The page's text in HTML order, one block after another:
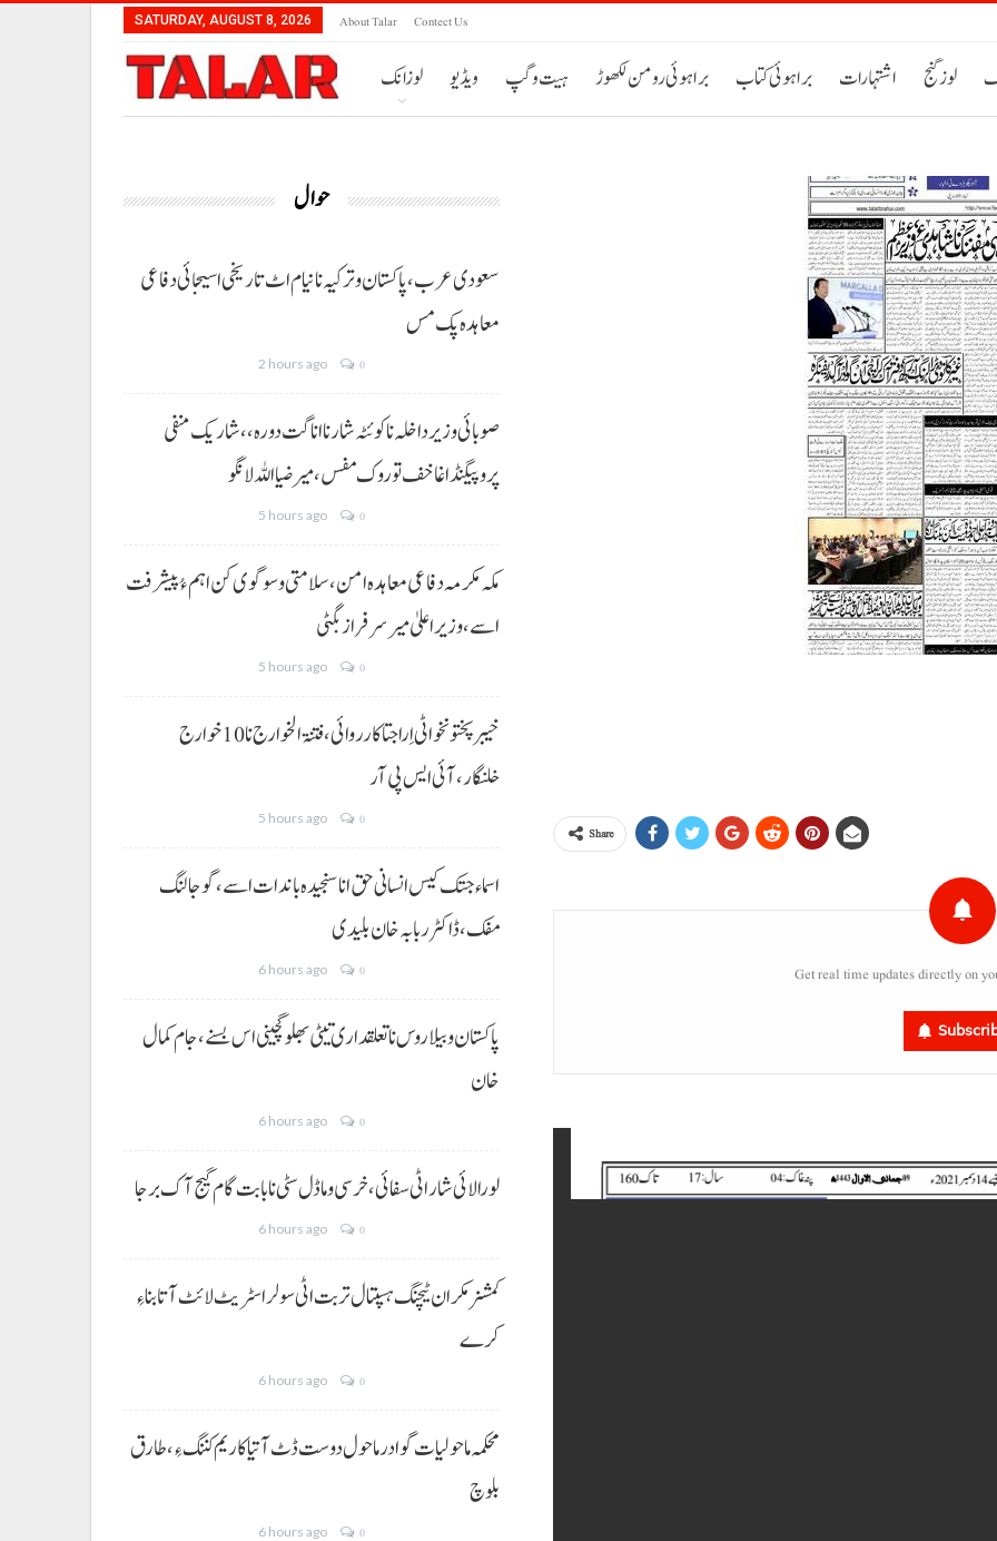
SATURDAY, AUGUST 8, 2026 About Talar Contect Us
لوزانک ویڈیو ہیت و گپ براہوئی رومن لکھوڑ براہوئی کتاب اشتہارات لوز گنج
Share
Get real time updates directly on
حوال
سعودی عرب، پاکستان و ترکیہ نا نیام اٹ تاریخی اسیجائی دفاعی
معاہدہ پک مس
2 hours ago 0
صوبائی وزیر داخلہ نا کوئٹہ شار نا اناگت دورہ،، شاریک منفی
پروپیگنڈا غا خف توروک مفس، میر ضیا اللہ لانگو
5 hours ago 0
مکہ مکرمہ دفاعی معاہدہ امن، سلامتی و سوگوی کن اہم ءُ پیشرفت
اسے،وزیراعلیٰ میر سرفراز بگٹی
5 hours ago 0
خیبر پختونخوا ٹی اِرا جتا کارروائی، فتنۃ الخوارج نا 10خوارج
خلنگار،آئی ایس پی آر
5 hours ago 0
اسماء جتک کیس انسانی حق انا سنجیدہ باندات اسے، گوجالنگ
مفک،ڈاکٹر ربابہ خان بلیدی
6 hours ago 0
پاکستان و بیلاروس نا تعلقداری تیٹی بھلو گچینی اس بسنے، جام کمال
خان
6 hours ago 0
لورالائی شار اٹی سفائی، خرسی و ماڈل سٹی نا بابت گام گیج آک برجا
6 hours ago 0
کمشنر مکران ٹیچنگ ہسپتال تربت اٹی سولر اسٹریٹ لائٹ آتا بناءِ
کرے
6 hours ago 0
محکمہ ماحولیات گوادر ماحول دوست ڈٹ آتیا کاریم کننگ ءِ، طارق
بلوچ
6 hours ago 0